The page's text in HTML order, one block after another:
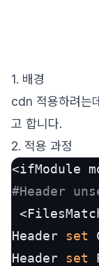
1. 배경
cdn 적용하려
고 합니다.
2. 적용 과정
#Header
Header set
Header set